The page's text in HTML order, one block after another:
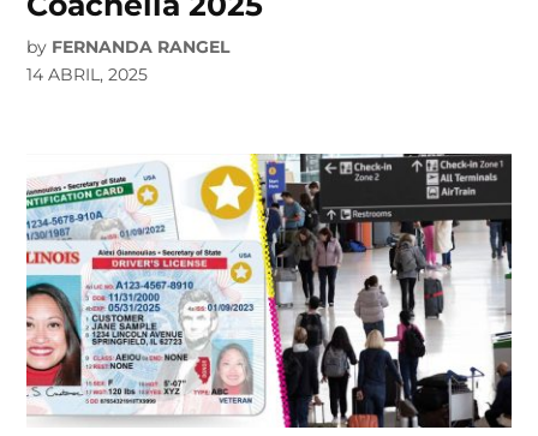
by FERNANDA RANGEL
14 ABRIL, 2025